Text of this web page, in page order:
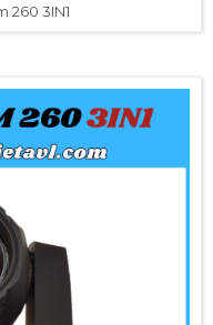
260 3IN1